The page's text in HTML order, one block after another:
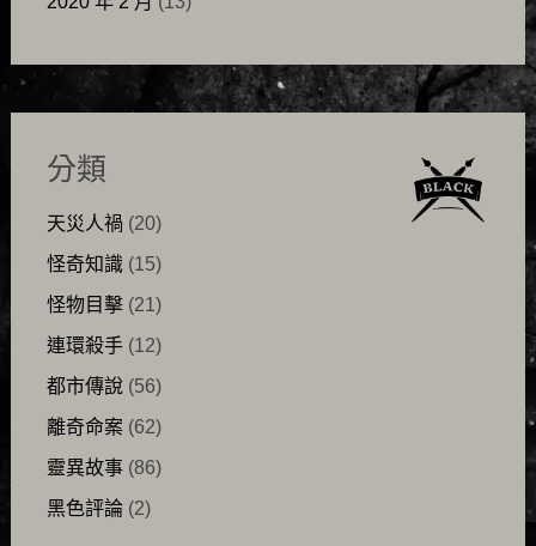
分類
天災人禍 (20)
怪奇知識(15)
怪物目擊(21)
連環殺手(12)
都市傳說(56)
離奇命案(62)
靈異故事(86)
黑色評論(2)